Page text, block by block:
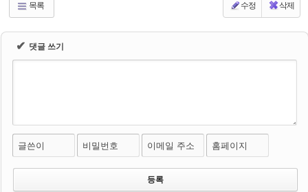
목록 수정 삭제
✔ 댓글 쓰기
글쓴이 비밀번호 이메일 주소 홈페이지